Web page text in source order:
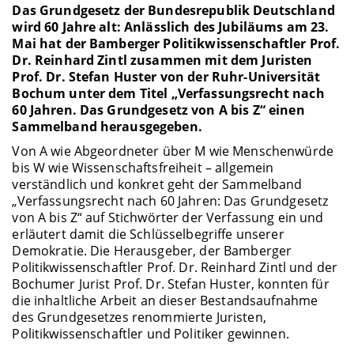
Das Grundgesetz der Bundesrepublik Deutschland
wird 60 Jahre alt: Anlässlich des Jubiläums am 23.
Mai hat der Bamberger Politikwissenschaftler Prof.
Dr. Reinhard Zintl zusammen mit dem Juristen
Prof. Dr. Stefan Huster von der Ruhr-Universität
Bochum unter dem Titel „Verfassungsrecht nach
60 Jahren. Das Grundgesetz von A bis Z“ einen
Sammelband herausgegeben.
Von A wie Abgeordneter über M wie Menschenwürde
bis W wie Wissenschaftsfreiheit – allgemein
verständlich und konkret geht der Sammelband
„Verfassungsrecht nach 60 Jahren: Das Grundgesetz
von A bis Z“ auf Stichwörter der Verfassung ein und
erläutert damit die Schlüsselbegriffe unserer
Demokratie. Die Herausgeber, der Bamberger
Politikwissenschaftler Prof. Dr. Reinhard Zintl und der
Bochumer Jurist Prof. Dr. Stefan Huster, konnten für
die inhaltliche Arbeit an dieser Bestandsaufnahme
des Grundgesetzes renommierte Juristen,
Politikwissenschaftler und Politiker gewinnen.